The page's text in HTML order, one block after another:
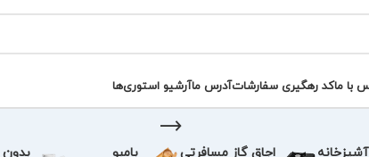
با ماکد رهگیری سفارشاتآدرس ماآرشیو استوری‌ها
آشپزخانه
اجاق گاز مسافرتی
بامبو